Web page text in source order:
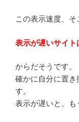
この表示速度、
表示が遅いサイ
からだそうです。
確かに自分に置き
す。
表示が遅いと、も